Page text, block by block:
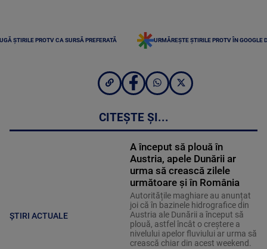
ȘTIRILE PROTV CA SURSĂ PREFERATĂ URMĂREȘTE ȘTIRILE PROTV ÎN GOOGLE
CITEȘTE ȘI...
ȘTIRI ACTUALE
A început să plouă în
Austria, apele Dunării ar
urma să crească zilele
următoare și în România
Autoritățile maghiare au anunțat
joi că în bazinele hidrografice din
Austria ale Dunării a început să
plouă, astfel încât o creștere a
nivelului apelor fluviului ar urma să
crească chiar din acest weekend.